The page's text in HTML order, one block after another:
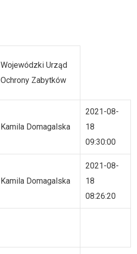
Wojewódzki Urząd
Ochrony Zabytków
Kamila Domagalska
2021-08-
18
09:30:00
Kamila Domagalska
2021-08-
18
08:26:20